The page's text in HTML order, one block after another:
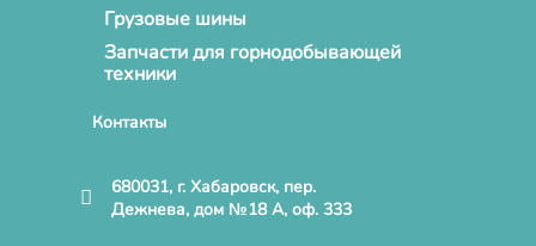
Грузовые шины
Запчасти для горнодобывающей
техники
Контакты
680031, г. Хабаровск, пер.
Дежнева, дом №18 А, оф. 333